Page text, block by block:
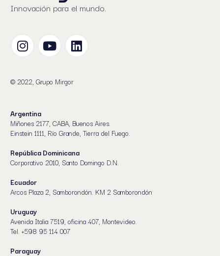
Innovación para el mundo.
© 2022, Grupo Mirgor
Argentina
Miñones 2177, CABA, Buenos Aires.
Einstein 1111, Río Grande, Tierra del Fuego.
República Dominicana
Corporativo 2010, Santo Domingo D.N.
Ecuador
Arcos Plaza 2, Samborondón. KM 2 Samborondón
Uruguay
Avenida Italia 7519, oficina 407, Montevideo.
Tel. +598 95 114 007
Paraguay